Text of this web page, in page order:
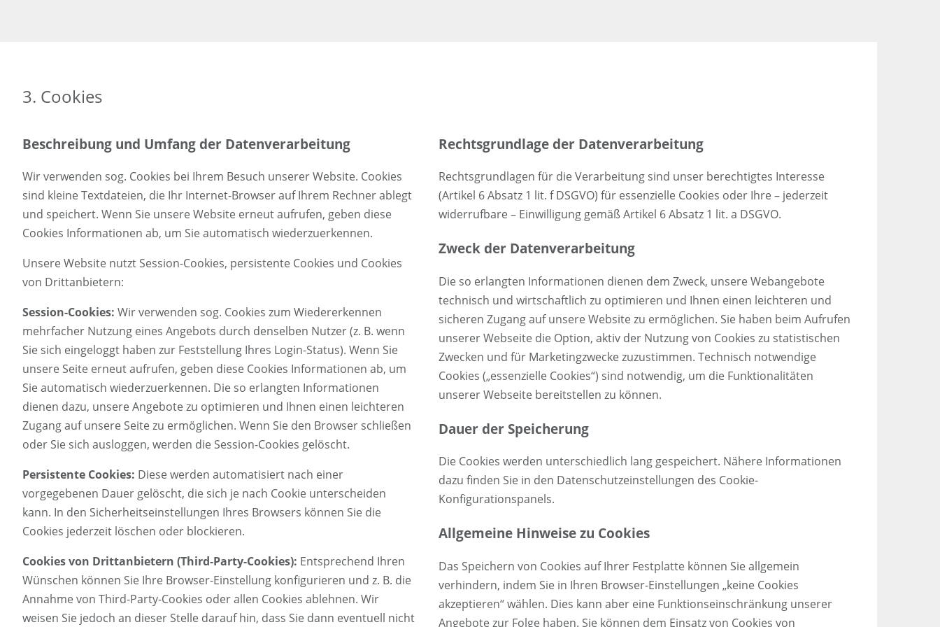
3. Cookies
Beschreibung und Umfang der Datenverarbeitung
Wir verwenden sog. Cookies bei Ihrem Besuch unserer Website. Cookies
sind kleine Textdateien, die Ihr Internet-Browser auf Ihrem Rechner ablegt
und speichert. Wenn Sie unsere Website erneut aufrufen, geben diese
Cookies Informationen ab, um Sie automatisch wiederzuerkennen.
Unsere Website nutzt Session-Cookies, persistente Cookies und Cookies
von Drittanbietern:
Session-Cookies: Wir verwenden sog. Cookies zum Wiedererkennen
mehrfacher Nutzung eines Angebots durch denselben Nutzer (z. B. wenn
Sie sich eingeloggt haben zur Feststellung Ihres Login-Status). Wenn Sie
unsere Seite erneut aufrufen, geben diese Cookies Informationen ab, um
Sie automatisch wiederzuerkennen. Die so erlangten Informationen
dienen dazu, unsere Angebote zu optimieren und Ihnen einen leichteren
Zugang auf unsere Seite zu ermöglichen. Wenn Sie den Browser schließen
oder Sie sich ausloggen, werden die Session-Cookies gelöscht.
Persistente Cookies: Diese werden automatisiert nach einer
vorgegebenen Dauer gelöscht, die sich je nach Cookie unterscheiden
kann. In den Sicherheitseinstellungen Ihres Browsers können Sie die
Cookies jederzeit löschen oder blockieren.
Cookies von Drittanbietern (Third-Party-Cookies): Entsprechend Ihren
Wünschen können Sie Ihre Browser-Einstellung konfigurieren und z. B. die
Annahme von Third-Party-Cookies oder allen Cookies ablehnen. Wir
weisen Sie jedoch an dieser Stelle darauf hin, dass Sie dann eventuell nicht
Rechtsgrundlage der Datenverarbeitung
Rechtsgrundlagen für die Verarbeitung sind unser berechtigtes Interesse
(Artikel 6 Absatz 1 lit. f DSGVO) für essenzielle Cookies oder Ihre – jederzeit
widerrufbare – Einwilligung gemäß Artikel 6 Absatz 1 lit. a DSGVO.
Zweck der Datenverarbeitung
Die so erlangten Informationen dienen dem Zweck, unsere Webangebote
technisch und wirtschaftlich zu optimieren und Ihnen einen leichteren und
sicheren Zugang auf unsere Website zu ermöglichen. Sie haben beim Aufrufen
unserer Webseite die Option, aktiv der Nutzung von Cookies zu statistischen
Zwecken und für Marketingzwecke zuzustimmen. Technisch notwendige
Cookies („essenzielle Cookies“) sind notwendig, um die Funktionalitäten
unserer Webseite bereitstellen zu können.
Dauer der Speicherung
Die Cookies werden unterschiedlich lang gespeichert. Nähere Informationen
dazu finden Sie in den Datenschutzeinstellungen des Cookie-
Konfigurationspanels.
Allgemeine Hinweise zu Cookies
Das Speichern von Cookies auf Ihrer Festplatte können Sie allgemein
verhindern, indem Sie in Ihren Browser-Einstellungen „keine Cookies
akzeptieren“ wählen. Dies kann aber eine Funktionseinschränkung unserer
Angebote zur Folge haben. Sie können dem Einsatz von Cookies von